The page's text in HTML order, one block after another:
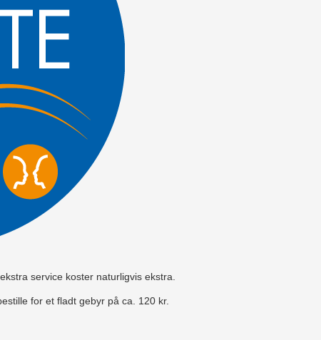
service koster naturligvis ekstra.
for et fladt gebyr på ca. 120 kr.